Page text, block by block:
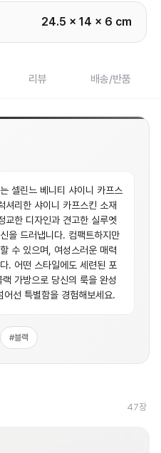
24.5 x 14 x 6 cm
리뷰 배송/반품
셀린느 베니티 샤이니 카프스
셔리한 샤이니 카프스킨 소재
교한 디자인과 견고한 실루엣
을 드러냅니다. 컴팩트하지만
수 있으며, 여성스러운 매력
. 어떤 스타일에도 세련된 포
가방으로 당신의 룩을 완성
선 특별함을 경험해보세요.
#블랙
47장